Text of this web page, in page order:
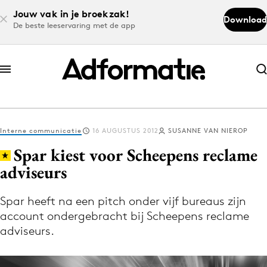
Jouw vak in je broekzak!
De beste leeservaring met de app
Download
Abonneer nu
Abonneer nu
Log in
Volg het laatste nieuws via de Adformatie
Nieuws app
Interne communicatie 16 AUGUSTUS 2012 SUSANNE VAN NIEROP
Spar kiest voor Scheepens reclame
adviseurs
Spar heeft na een pitch onder vijf bureaus zijn
account ondergebracht bij Scheepens reclame
adviseurs.